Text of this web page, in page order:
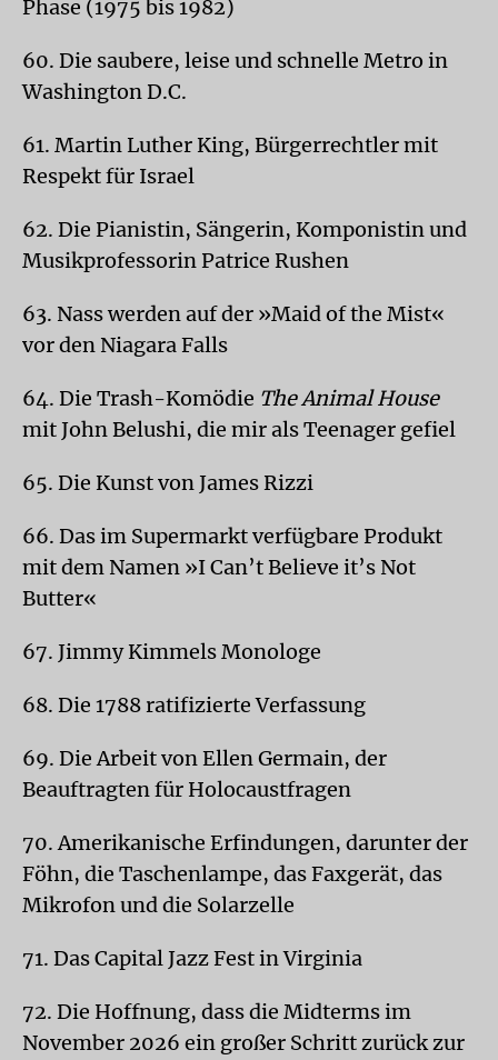
Phase (1975 bis 1982)
60. Die saubere, leise und schnelle Metro in
Washington D.C.
61. Martin Luther King, Bürgerrechtler mit
Respekt für Israel
62. Die Pianistin, Sängerin, Komponistin und
Musikprofessorin Patrice Rushen
63. Nass werden auf der »Maid of the Mist«
vor den Niagara Falls
64. Die Trash-Komödie The Animal House
mit John Belushi, die mir als Teenager gefiel
65. Die Kunst von James Rizzi
66. Das im Supermarkt verfügbare Produkt
mit dem Namen »I Can’t Believe it’s Not
Butter«
67. Jimmy Kimmels Monologe
68. Die 1788 ratifizierte Verfassung
69. Die Arbeit von Ellen Germain, der
Beauftragten für Holocaustfragen
70. Amerikanische Erfindungen, darunter der
Föhn, die Taschenlampe, das Faxgerät, das
Mikrofon und die Solarzelle
71. Das Capital Jazz Fest in Virginia
72. Die Hoffnung, dass die Midterms im
November 2026 ein großer Schritt zurück zur